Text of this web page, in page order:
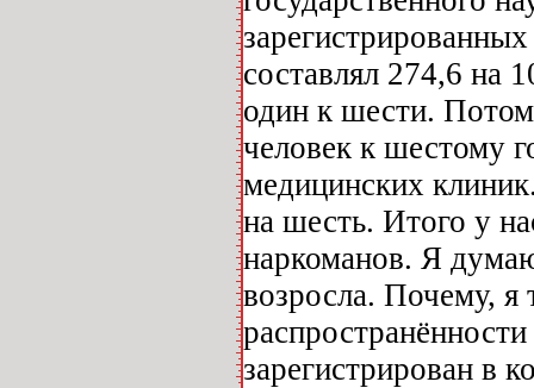
составлял 274,6 на
один к шести.
человек к шестому
медицинских
на шесть. Итого у
наркоманов. Я
возросла. Почему,
зарегистрирован в